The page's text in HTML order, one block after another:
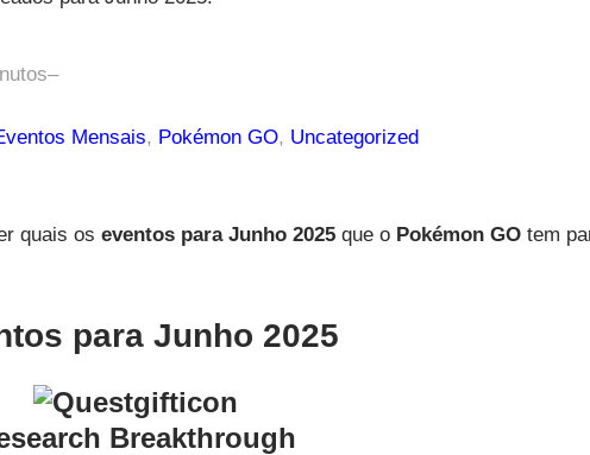
–
Mensais, Pokémon GO, Uncategorized
quais os eventos para Junho 2025que o Pokémon GOtem
para Junho 2025
Breakthrough